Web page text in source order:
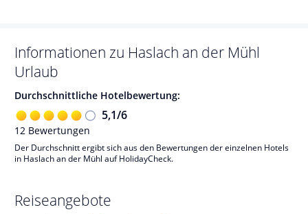
Informationen zu Haslach an der Mühl
Urlaub
Durchschnittliche Hotelbewertung:
5,1/6
12 Bewertungen
Der Durchschnitt ergibt sich aus den Bewertungen der einzelnen Hotels
in Haslach an der Mühl auf HolidayCheck.
Reiseangebote